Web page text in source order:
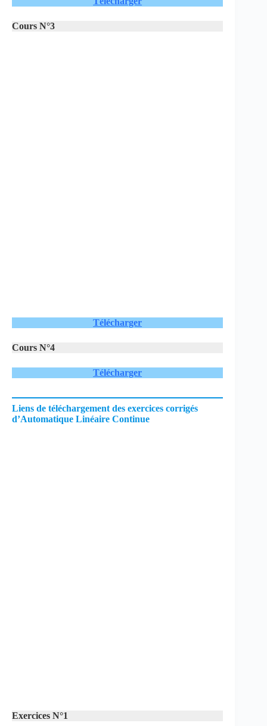
Cours N°3
Télécharger
Cours N°4
Télécharger
Liens de téléchargement des exercices corrigés
d’Automatique Linéaire Continue
Exercices N°1